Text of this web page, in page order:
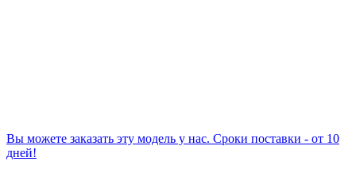
Вы можете заказать эту модель у нас. Сроки поставки - от 10
дней!